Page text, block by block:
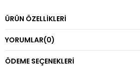
ÜRÜN ÖZELLIKLERI
YORUMLAR(0)
ÖDEME SEÇENEKLERI